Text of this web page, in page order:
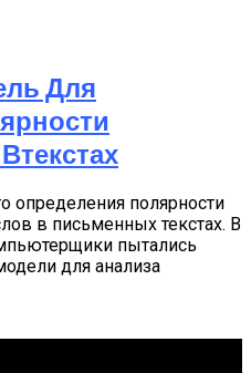
Для
определения полярности
в письменных текстах. В
пытались
для анализа